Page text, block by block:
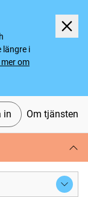
längre i
om
in Om tjänsten